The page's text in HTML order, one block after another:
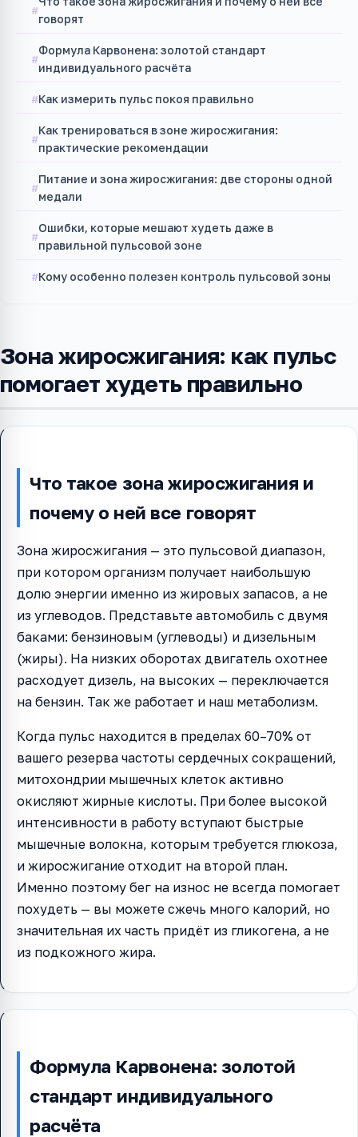
говорят
Формула Карвонена: золотой стандарт
индивидуального расчёта
Как измерить пульс покоя правильно
Как тренироваться в зоне жиросжигания:
практические рекомендации
Питание и зона жиросжигания: две стороны одной
медали
Ошибки, которые мешают худеть даже в
правильной пульсовой зоне
Кому особенно полезен контроль пульсовой зоны
Зона жиросжигания: как пульс
помогает худеть правильно
Что такое зона жиросжигания и
почему о ней все говорят
Зона жиросжигания — это пульсовой диапазон,
при котором организм получает наибольшую
долю энергии именно из жировых запасов, а не
из углеводов. Представьте автомобиль с двумя
баками: бензиновым (углеводы) и дизельным
(жиры). На низких оборотах двигатель охотнее
расходует дизель, на высоких — переключается
на бензин. Так же работает и наш метаболизм.
Когда пульс находится в пределах 60–70% от
вашего резерва частоты сердечных сокращений,
митохондрии мышечных клеток активно
окисляют жирные кислоты. При более высокой
интенсивности в работу вступают быстрые
мышечные волокна, которым требуется глюкоза,
и жиросжигание отходит на второй план.
Именно поэтому бег на износ не всегда помогает
похудеть — вы можете сжечь много калорий, но
значительная их часть придёт из гликогена, а не
из подкожного жира.
Формула Карвонена: золотой
стандарт индивидуального
расчёта